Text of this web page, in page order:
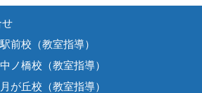
せ
前校（教室指導）
ノ橋校（教室指導）
が丘校（教室指導）